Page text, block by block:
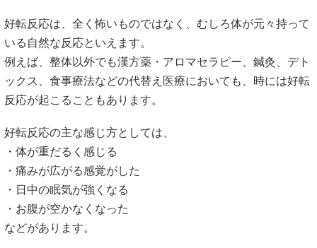
好転反応は、全く怖いものではなく、むしろ体が元々持って
いる自然な反応といえます。
例えば、整体以外でも漢方薬・アロマセラピー、鍼灸、デト
ックス、食事療法などの代替え医療においても、時には好転
反応が起こることもあります。
好転反応の主な感じ方としては、
・体が重だるく感じる
・痛みが広がる感覚がした
・日中の眠気が強くなる
・お腹が空かなくなった
などがあります。